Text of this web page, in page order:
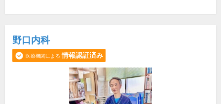
野口内科
医療機関による 情報認証済み